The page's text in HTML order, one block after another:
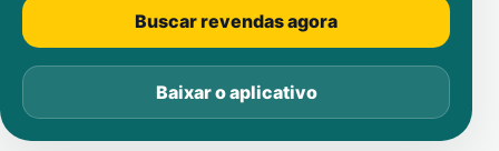
Buscar revendas agora
Baixar o aplicativo